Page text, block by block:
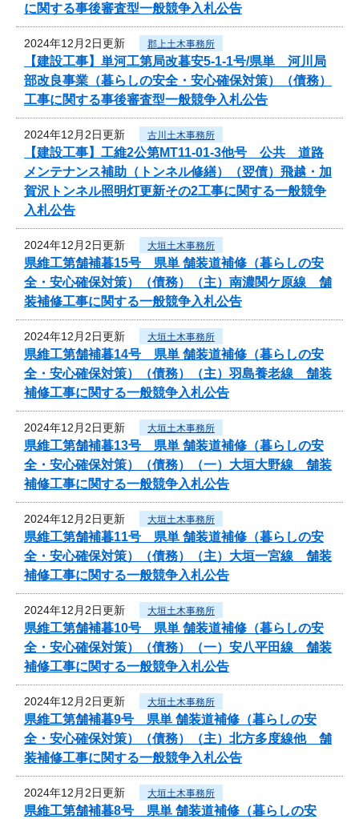
に関する事後審査型一般競争入札公告
2024年12月2日更新 郡上土木事務所
【建設工事】単河工第局改暮安5-1-1号/県単 河川局
部改良事業（暮らしの安全・安心確保対策）（債務）
工事に関する事後審査型一般競争入札公告
2024年12月2日更新 古川土木事務所
【建設工事】工維2公第MT11-01-3他号 公共 道路
メンテナンス補助（トンネル修繕）（翌債）飛越・加
賀沢トンネル照明灯更新その2工事に関する一般競争
入札公告
2024年12月2日更新 大垣土木事務所
県維工第舗補暮15号 県単 舗装道補修（暮らしの安
全・安心確保対策）（債務）（主）南濃関ケ原線 舗
装補修工事に関する一般競争入札公告
2024年12月2日更新 大垣土木事務所
県維工第舗補暮14号 県単 舗装道補修（暮らしの安
全・安心確保対策）（債務）（主）羽島養老線 舗装
補修工事に関する一般競争入札公告
2024年12月2日更新 大垣土木事務所
県維工第舗補暮13号 県単 舗装道補修（暮らしの安
全・安心確保対策）（債務）（一）大垣大野線 舗装
補修工事に関する一般競争入札公告
2024年12月2日更新 大垣土木事務所
県維工第舗補暮11号 県単 舗装道補修（暮らしの安
全・安心確保対策）（債務）（主）大垣一宮線 舗装
補修工事に関する一般競争入札公告
2024年12月2日更新 大垣土木事務所
県維工第舗補暮10号 県単 舗装道補修（暮らしの安
全・安心確保対策）（債務）（一）安八平田線 舗装
補修工事に関する一般競争入札公告
2024年12月2日更新 大垣土木事務所
県維工第舗補暮9号 県単 舗装道補修（暮らしの安
全・安心確保対策）（債務）（主）北方多度線他 舗
装補修工事に関する一般競争入札公告
2024年12月2日更新 大垣土木事務所
県維工第舗補暮8号 県単 舗装道補修（暮らしの安